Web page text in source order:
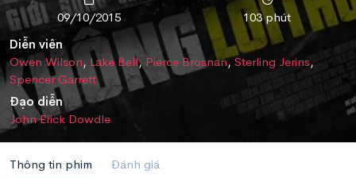
09/10/2015
103 phút
Diễn viên
Owen Wilson, Lake Bell, Pierce Brosnan,Sterling Jerins,
Spencer Garrett
Đạo diễn
John Erick Dowdle
Thông tin phim Đánh giá